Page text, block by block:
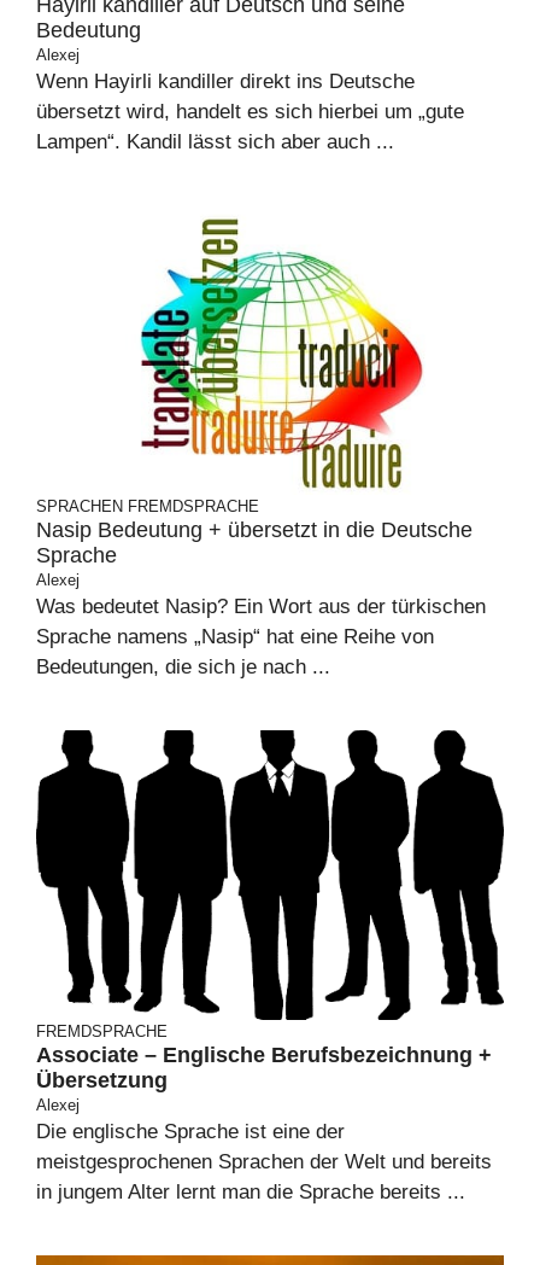
Hayirli kandiller auf Deutsch und seine
Bedeutung
Alexej
Wenn Hayirli kandiller direkt ins Deutsche
übersetzt wird, handelt es sich hierbei um „gute
Lampen“. Kandil lässt sich aber auch ...
SPRACHEN FREMDSPRACHE
Nasip Bedeutung + übersetzt in die Deutsche
Sprache
Alexej
Was bedeutet Nasip? Ein Wort aus der türkischen
Sprache namens „Nasip“ hat eine Reihe von
Bedeutungen, die sich je nach ...
FREMDSPRACHE
Associate – Englische Berufsbezeichnung +
Übersetzung
Alexej
Die englische Sprache ist eine der
meistgesprochenen Sprachen der Welt und bereits
in jungem Alter lernt man die Sprache bereits ...